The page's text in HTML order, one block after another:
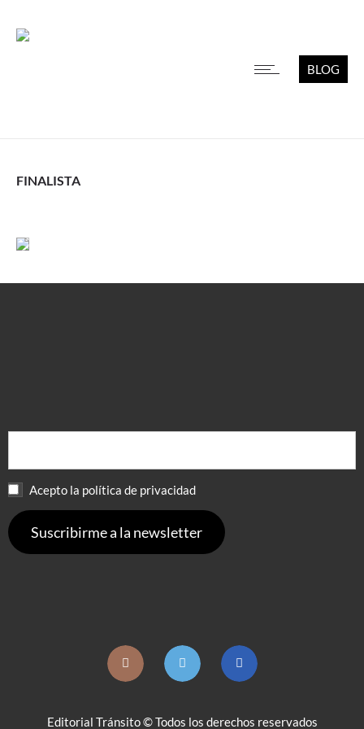
BLOG
FINALISTA
Acepto la política de privacidad
Editorial Tránsito © Todos los derechos reservados